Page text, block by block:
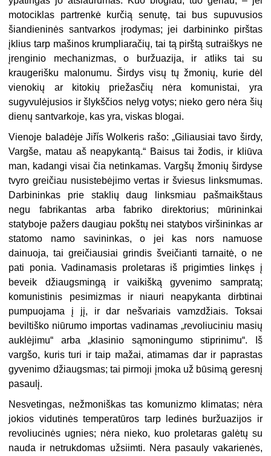
motociklas partrenkė kurčią senutę, tai bus supuvusios
šiandieninės santvarkos įrodymas; jei darbininko pirštas
įklius tarp mašinos krumpliaračių, tai tą pirštą sutraiškys ne
įrenginio mechanizmas, o buržuazija, ir atliks tai su
kraugerišku malonumu. Širdys visų tų žmonių, kurie dėl
vienokių ar kitokių priežasčių nėra komunistai, yra
sugyvulėjusios ir šlykščios nelyg votys; nieko gero nėra šių
dienų santvarkoje, kas yra, viskas blogai.
Vienoje baladėje Jiřís Wolkeris rašo: „Giliausiai tavo širdy,
Vargše, matau aš neapykantą.“ Baisus tai žodis, ir kliūva
man, kadangi visai čia netinkamas. Vargšų žmonių širdyse
tvyro greičiau nusistebėjimo vertas ir šviesus linksmumas.
Darbininkas prie staklių daug linksmiau pašmaikštaus
negu fabrikantas arba fabriko direktorius; mūrininkai
statyboje pažers daugiau pokštų nei statybos viršininkas ar
statomo namo savininkas, o jei kas nors namuose
dainuoja, tai greičiausiai grindis šveičianti tarnaitė, o ne
pati ponia. Vadinamasis proletaras iš prigimties linkęs į
beveik džiaugsmingą ir vaikišką gyvenimo sampratą;
komunistinis pesimizmas ir niauri neapykanta dirbtinai
pumpuojama į jį, ir dar nešvariais vamzdžiais. Toksai
beviltiško niūrumo importas vadinamas „revoliuciniu masių
auklėjimu“ arba „klasinio sąmoningumo stiprinimu“. Iš
vargšo, kuris turi ir taip mažai, atimamas dar ir paprastas
gyvenimo džiaugsmas; tai pirmoji įmoka už būsimą geresnį
pasaulį.
Nesvetingas, nežmoniškas tas komunizmo klimatas; nėra
jokios vidutinės temperatūros tarp ledinės buržuazijos ir
revoliucinės ugnies; nėra nieko, kuo proletaras galėtų su
nauda ir netrukdomas užsiimti. Nėra pasauly vakarienės,